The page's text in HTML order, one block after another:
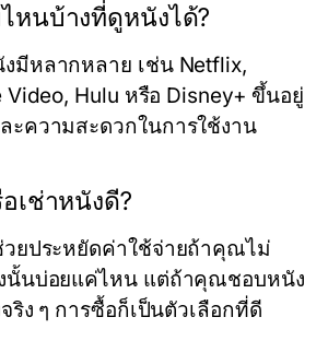
หนบ้างที่ดูหนังได้?
มีหลากหลาย เช่น Netflix,
Video, Hulu หรือ Disney+ ขึ้นอยู่
ะความสะดวกในการใช้งาน
เช่าหนังดี?
วยประหยัดค่าใช้จ่ายถ้าคุณไม่
นั้นบ่อยแค่ไหน แต่ถ้าคุณชอบหนัง
จริง ๆ การซื้อก็เป็นตัวเลือกที่ดี